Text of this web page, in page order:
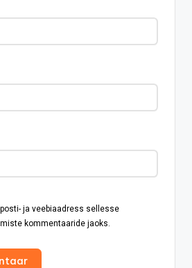
ja veebiaadress sellesse
kommentaaride jaoks.